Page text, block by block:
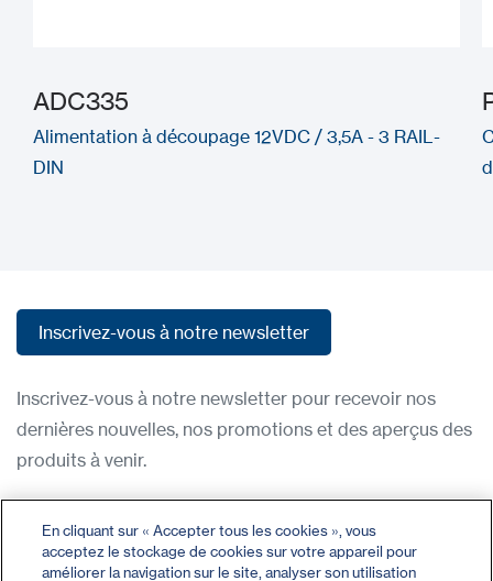
ADC335
Alimentation à découpage 12VDC / 3,5A - 3 RAIL-
DIN
Inscrivez-vous à notre newsletter
Inscrivez-vous à notre newsletter pour recevoir nos
dernières nouvelles, nos promotions et des aperçus des
produits à venir.
Condititions d'utilisation
Politique de confidentialité
En cliquant sur « Accepter tous les cookies », vous
acceptez le stockage de cookies sur votre appareil pour
améliorer la navigation sur le site, analyser son utilisation